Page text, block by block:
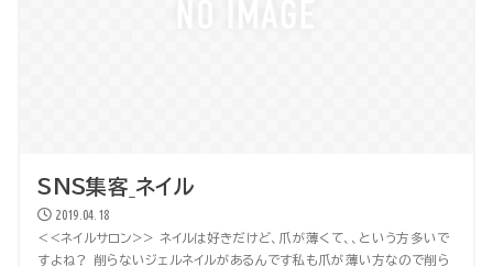
SNS集客_ネイル
2019.04.18
<<ネイルサロン>> ネイルは好きだけど、爪が薄くて、、という方多いで
すよね？ 削らないジェルネイルがあるんです私も爪が薄い方なので削ら